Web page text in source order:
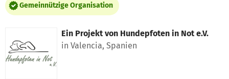
Gemeinnützige Organisation
Ein Projekt von Hundepfoten in Not e.V.
in Valencia, Spanien